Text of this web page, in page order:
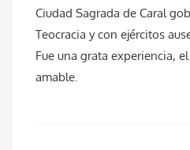
Ciudad Sagrada de Caral
Teocracia y con ejércitos
Fue una grata experiencia,
amable.